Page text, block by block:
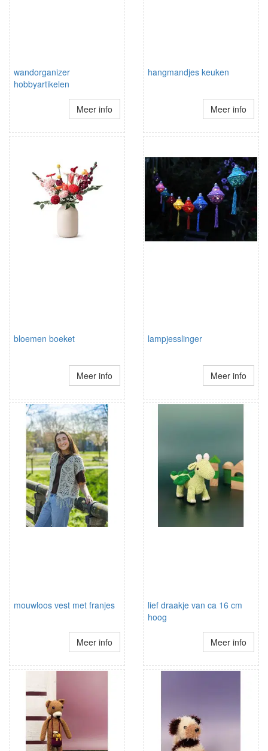
wandorganizer
hobbyartikelen
Meer info
hangmandjes keuken
Meer info
bloemen boeket
Meer info
lampjesslinger
Meer info
mouwloos vest met franjes
Meer info
lief draakje van ca 16 cm
hoog
Meer info